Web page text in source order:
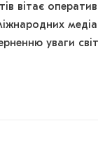
вітає
уваги